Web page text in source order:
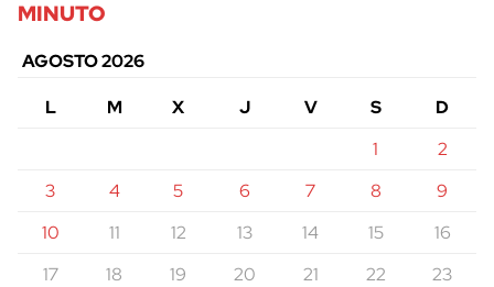
MINUTO
AGOSTO 2026
L
M X J V S
D
1
2
3
4 5 6 7 8
9
10
11 12 13 14 15
16
17
18 19 20 21 22
23